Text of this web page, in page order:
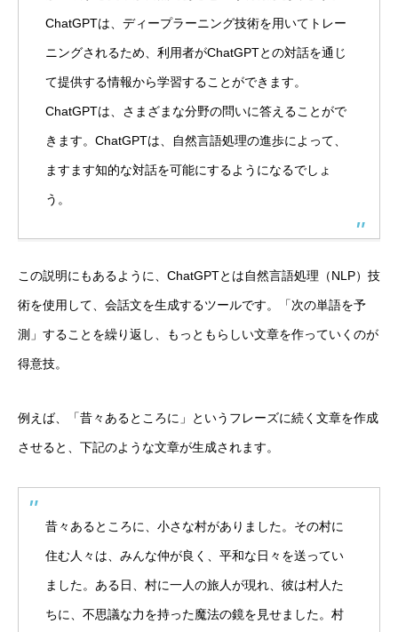
ChatGPTは、ディープラーニング技術を用いてトレー
ニングされるため、利用者がChatGPTとの対話を通じ
て提供する情報から学習することができます。
ChatGPTは、さまざまな分野の問いに答えることがで
きます。ChatGPTは、自然言語処理の進歩によって、
ますます知的な対話を可能にするようになるでしょ
う。
この説明にもあるように、ChatGPTとは自然言語処理（NLP）技
術を使用して、会話文を生成するツールです。「次の単語を予
測」することを繰り返し、もっともらしい文章を作っていくのが
得意技。
例えば、「昔々あるところに」というフレーズに続く文章を作成
させると、下記のような文章が生成されます。
昔々あるところに、小さな村がありました。その村に
住む人々は、みんな仲が良く、平和な日々を送ってい
ました。ある日、村に一人の旅人が現れ、彼は村人た
ちに、不思議な力を持った魔法の鏡を見せました。村